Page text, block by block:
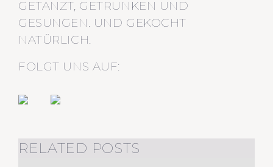
GETANZT, GETRUNKEN UND
GESUNGEN. UND GEKOCHT
NATÜRLICH.
FOLGT UNS AUF:
RELATED POSTS